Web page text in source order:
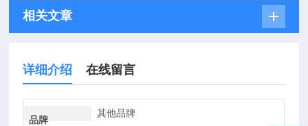
相关文章
详细介绍 在线留言
品牌
其他品牌